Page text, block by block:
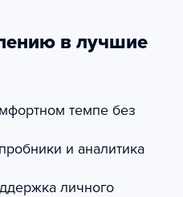
в лучшие
темпе без
и аналитика
личного